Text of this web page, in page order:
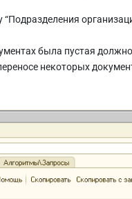
была пустая
некоторых